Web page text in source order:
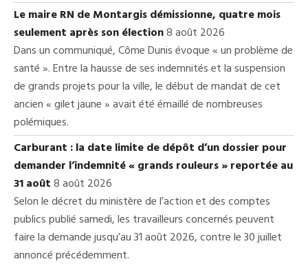
Le maire RN de Montargis démissionne, quatre mois
seulement après son élection8 août 2026
Dans un communiqué, Côme Dunis évoque « un problème de
santé ». Entre la hausse de ses indemnités et la suspension
de grands projets pour la ville, le début de mandat de cet
ancien « gilet jaune » avait été émaillé de nombreuses
polémiques.
Carburant : la date limite de dépôt d’un dossier pour
demander l’indemnité « grands rouleurs » reportée au
31 août8 août 2026
Selon le décret du ministère de l’action et des comptes
publics publié samedi, les travailleurs concernés peuvent
faire la demande jusqu’au 31 août 2026, contre le 30 juillet
annoncé précédemment.